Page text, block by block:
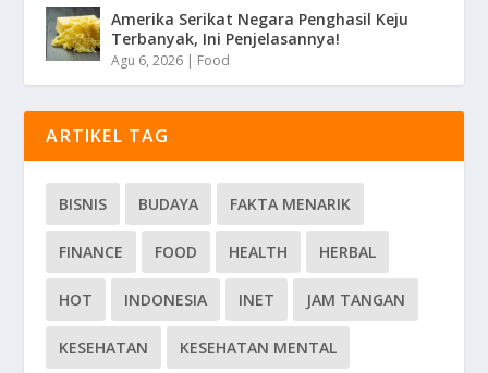
Amerika Serikat Negara Penghasil Keju
Terbanyak, Ini Penjelasannya!
Agu 6, 2026 | Food
ARTIKEL TAG
BISNIS BUDAYA FAKTA MENARIK
FINANCE FOOD HEALTH HERBAL
HOT INDONESIA INET JAM TANGAN
KESEHATAN KESEHATAN MENTAL